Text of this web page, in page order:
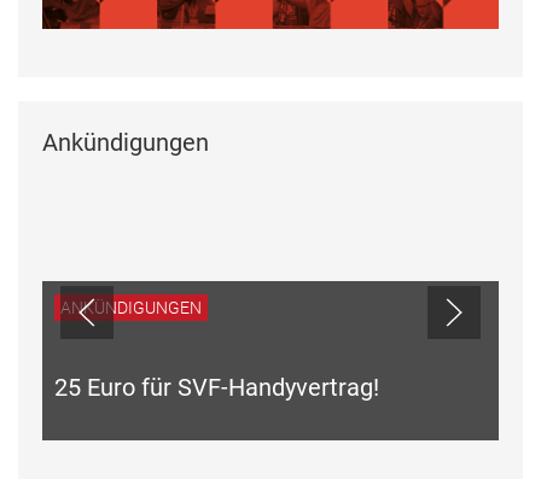
Ankündigungen
ANKÜNDIGUNGEN
25 Euro für SVF-Handyvertrag!